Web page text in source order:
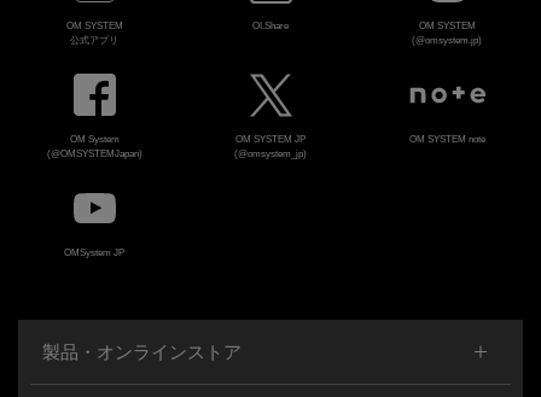
OM SYSTEM
公式アプリ
OI.Share
OM SYSTEM
(@omsystem.jp)
OM System
(@OMSYSTEMJapan)
OM SYSTEM JP
(@omsystem_jp)
OM SYSTEM note
OMSystem JP
製品・オンラインストア